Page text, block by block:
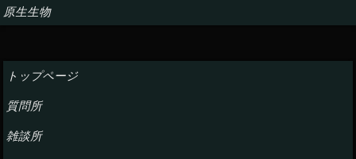
原生生物
トップページ
質問所
雑談所